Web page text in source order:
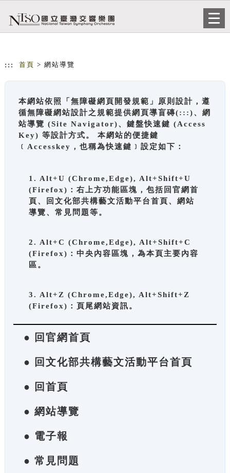
::: 首頁 > 網站導覽
本網站依照「無障礙網頁開發規範」原則設計，遵
循無障礙網站設計之規範提供網頁導盲磚(:::)、網
站導覽 (Site Navigator)、鍵盤快速鍵 (Access
Key) 等設計方式。 本網站的便捷鍵
﹝Accesskey，也稱為快速鍵﹞設定如下：
1. Alt+U (Chrome,Edge), Alt+Shift+U
(Firefox)：右上方功能區塊，包括回官網首
頁、回文化部共構藝文活動平台首頁、網站
導覽、常見問題等。
2. Alt+C (Chrome,Edge), Alt+Shift+C
(Firefox)：中央內容區塊，為本頁主要內容
區。
3. Alt+Z (Chrome,Edge), Alt+Shift+Z
(Firefox)：頁尾網站資訊。
● 回官網首頁
● 回文化部共構藝文活動平台首頁
● 回首頁
● 網站導覽
● 電子報
● 常見問題